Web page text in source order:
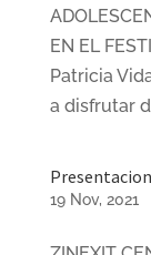
EN EL
Patricia
a disfrutar
19 Nov, 2021